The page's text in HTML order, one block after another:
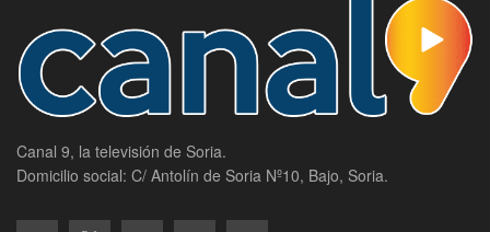
Canal 9, la televisión de Soria.
Domicilio social: C/ Antolín de Soria Nº10, Bajo, Soria.